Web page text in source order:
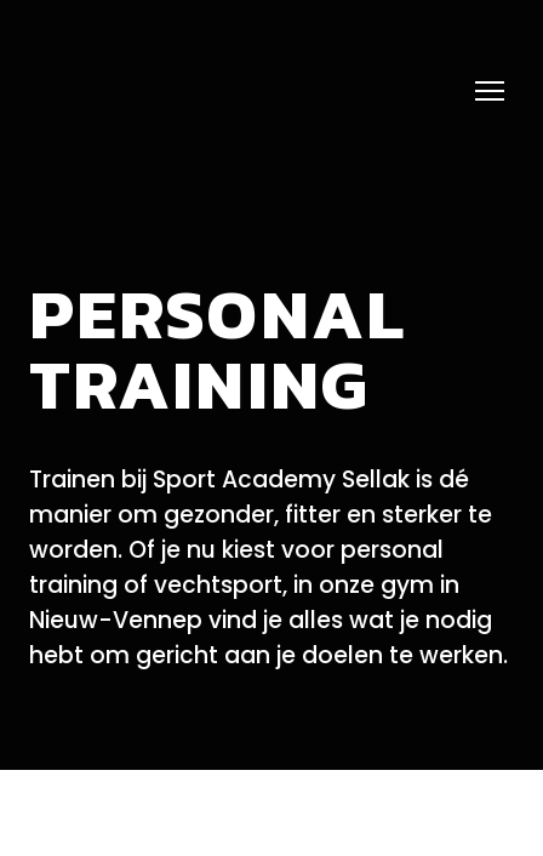
PERSONAL
TRAINING
Trainen bij Sport Academy Sellak is dé
manier om gezonder, fitter en sterker te
worden. Of je nu kiest voor personal
training of vechtsport, in onze gym in
Nieuw-Vennep vind je alles wat je nodig
hebt om gericht aan je doelen te werken.